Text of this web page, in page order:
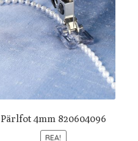
Pärlfot 4mm 820604096
REA!